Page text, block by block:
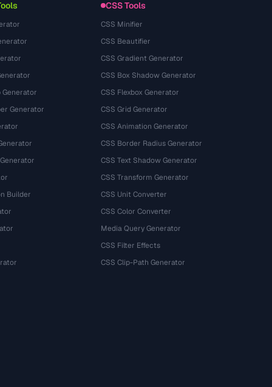
Generator
Builder
CSS Tools
CSS Minifier
CSS Beautifier
CSS Gradient Generator
CSS Box Shadow Generator
CSS Flexbox Generator
CSS Grid Generator
CSS Animation Generator
CSS Border Radius Generator
CSS Text Shadow Generator
CSS Transform Generator
CSS Unit Converter
CSS Color Converter
Media Query Generator
CSS Filter Effects
CSS Clip-Path Generator